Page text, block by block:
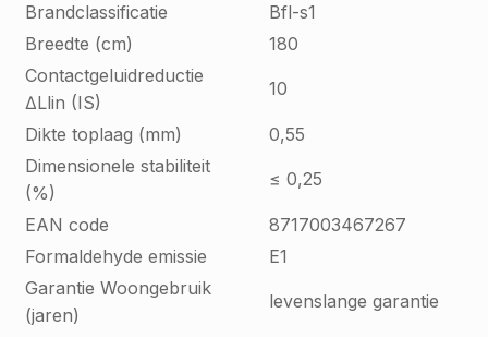
Brandclassificatie
Bfl-s1
Breedte (cm)
180
Contactgeluidreductie
∆Llin (IS)
10
Dikte toplaag (mm)
0,55
Dimensionele stabiliteit
(%)
≤ 0,25
EAN code
8717003467267
Formaldehyde emissie
E1
Garantie Woongebruik
(jaren)
levenslange garantie